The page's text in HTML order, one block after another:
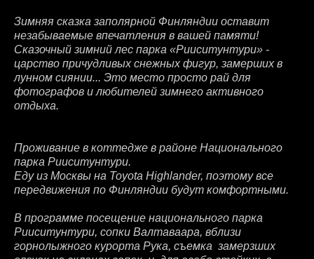
Зимняя сказка заполярной Финляндии оставит
незабываемые впечатления в вашей памяти!
Сказочный зимний лес парка «Рииситунтури» -
царство причудливых снежных фигур, замерших в
лунном сиянии... Это место просто рай для
фотографов и любителей зимнего активного
отдыха.
Проживание в коттедже в районе Национального
парка Рииситунтури.
Еду из Москвы на Toyota Highlander, поэтому все
передвижения по Финляндии будут комфортными.
В программе посещение национального парка
Рииситунтури, сопки Валтаваара, вблизи
горнолыжного курорта Рука, съемка замерзших